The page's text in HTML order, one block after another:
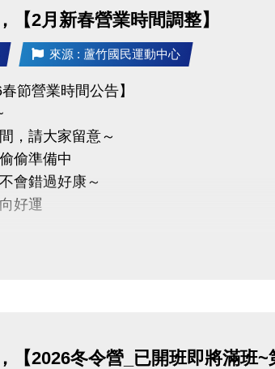
康，
意
#112
zh_TW/news/pageID/1/
動中心
【2月新春營業時間調整】
來源 : 蘆竹國民運動中心
節營業時間公告】
，請大家留意～
偷準備中
會錯過好康～
好運
【2026冬令營_已開班即將滿班